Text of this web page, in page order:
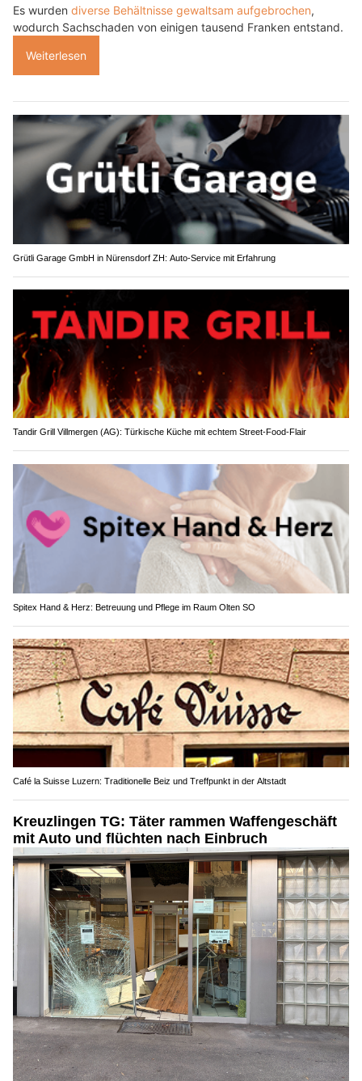
Es wurden diverse Behältnisse gewaltsam aufgebrochen,
wodurch Sachschaden von einigen tausend Franken entstand.
Weiterlesen
Grütli Garage GmbH in Nürensdorf ZH: Auto-Service mit Erfahrung
Tandir Grill Villmergen (AG): Türkische Küche mit echtem Street-Food-Flair
Spitex Hand & Herz: Betreuung und Pflege im Raum Olten SO
Café la Suisse Luzern: Traditionelle Beiz und Treffpunkt in der Altstadt
Kreuzlingen TG: Täter rammen Waffengeschäft
mit Auto und flüchten nach Einbruch